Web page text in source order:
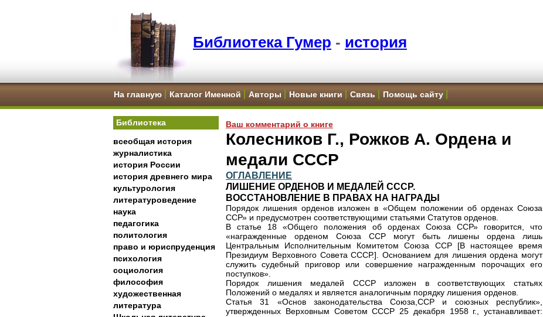
Библиотека Гумер - история
На главную Каталог Именной Авторы Новые книги Связь Помощь сайту
Библиотека
всеобщая история
журналистика
история России
история древнего мира
культурология
литературоведение
наука
педагогика
политология
право и юриспруденция
психология
социология
философия
художественная
литература
Ваш комментарий о книге
Колесников Г., Рожков А. Ордена и
медали СССР
ОГЛАВЛЕНИЕ
ЛИШЕНИЕ ОРДЕНОВ И МЕДАЛЕЙ СССР.
ВОССТАНОВЛЕНИЕ В ПРАВАХ НА НАГРАДЫ
Порядок лишения орденов изложен в «Общем положении об орденах Союза
ССР» и предусмотрен соответствующими статьями Статутов орденов.
В статье 18 «Общего положения об орденах Союза ССР» говорится, что
«награжденные орденом Союза ССР могут быть лишены ордена лишь
Центральным Исполнительным Комитетом Союза ССР [В настоящее время
Президиум Верховного Совета СССР.]. Основанием для лишения ордена могут
служить судебный приговор или совершение награжденным порочащих его
поступков».
Порядок лишения медалей СССР изложен в соответствующих статьях
Положений о медалях и является аналогичным порядку лишения орденов.
Статья 31 «Основ законодательства Союза,ССР и союзных республик»,
утвержденных Верховным Советом СССР 25 декабря 1958 г., устанавливает: